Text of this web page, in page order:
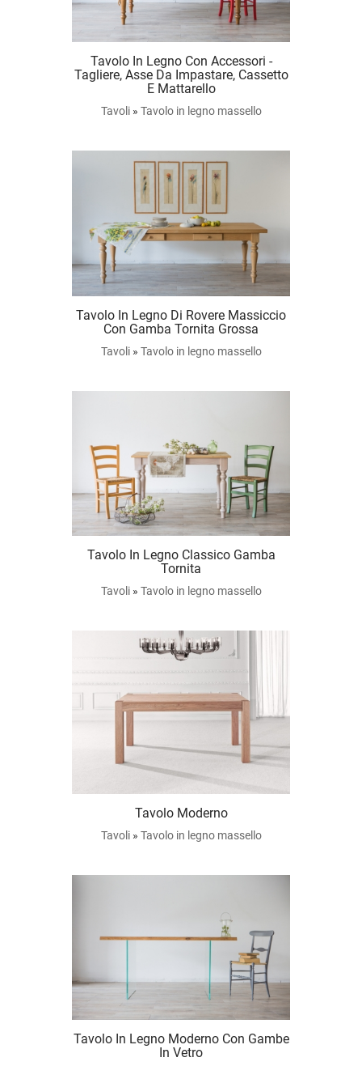
Tavolo In Legno Con Accessori -
Tagliere, Asse Da Impastare, Cassetto
E Mattarello
Tavoli» Tavolo in legno massello
Tavolo In Legno Di Rovere Massiccio
Con Gamba Tornita Grossa
Tavoli» Tavolo in legno massello
Tavolo In Legno Classico Gamba
Tornita
Tavoli» Tavolo in legno massello
Tavolo Moderno
Tavoli» Tavolo in legno massello
Tavolo In Legno Moderno Con Gambe
In Vetro